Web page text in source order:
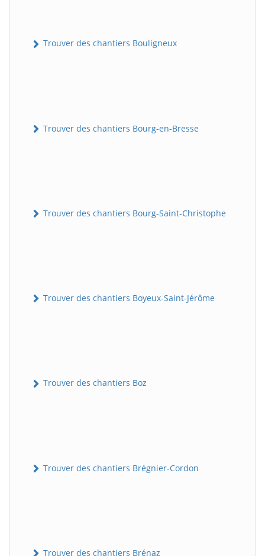
Trouver des chantiers Bouligneux
Trouver des chantiers Bourg-en-Bresse
Trouver des chantiers Bourg-Saint-Christophe
Trouver des chantiers Boyeux-Saint-Jérôme
Trouver des chantiers Boz
Trouver des chantiers Brégnier-Cordon
Trouver des chantiers Brénaz